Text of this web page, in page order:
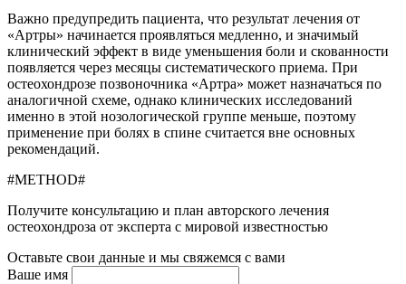
Важно предупредить пациента, что результат лечения от
«Артры» начинается проявляться медленно, и значимый
клинический эффект в виде уменьшения боли и скованности
появляется через месяцы систематического приема. При
остеохондрозе позвоночника «Артра» может назначаться по
аналогичной схеме, однако клинических исследований
именно в этой нозологической группе меньше, поэтому
применение при болях в спине считается вне основных
рекомендаций.
#METHOD#
Получите консультацию и план авторского лечения
остеохондроза от эксперта с мировой известностью
Оставьте свои данные и мы свяжемся с вами
Ваше имя